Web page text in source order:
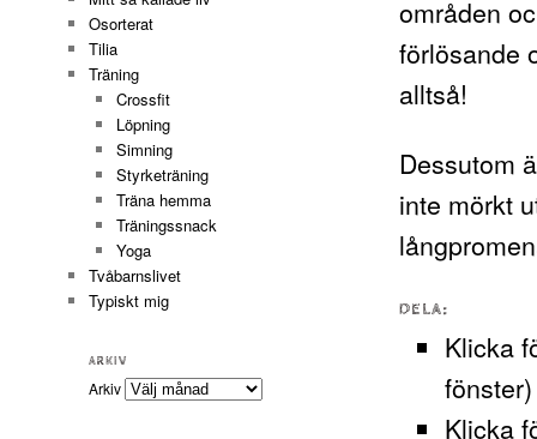
områden
förlösande
alltså!
Dessutom
inte mörkt
DELA:
Klicka
fönster)
Klicka
Osorterat
Tilia
Träning
Crossfit
Löpning
Simning
Styrketräning
Träna hemma
Träningssnack
Yoga
Tvåbarnslivet
Typiskt mig
ARKIV
Arkiv